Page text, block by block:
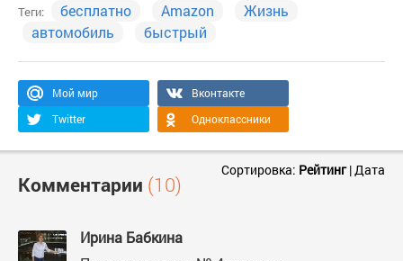
Теги: бесплатно Amazon
Жизнь
автомобиль
быстрый
Мой мир
Вконтакте
Twitter
Одноклассники
Комментарии (10)
Сортировка: Рейтинг|Дата
Ирина Бабкина